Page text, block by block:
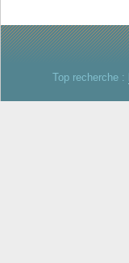
Top recherche :